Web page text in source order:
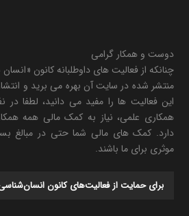
دوست و همکار گرامی
چنانکه از فعالیت های داوطلبانه کانون
منتشر شده در سایت آن بهره می برید و انتشار
این فعالیت ها را مفید می دانید، لطفا در
همکاری علمی، نیاز به کمک مالی همه
دارد. کمک های مالی شما حتی در مبالغ
موثری برای ما باشند.
برای حمایت از فعالیت‌های کانون